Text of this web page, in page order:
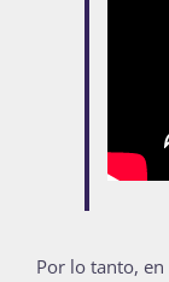
Por lo tanto, en